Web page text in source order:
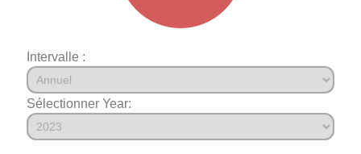
Intervalle :
Sélectionner Year: